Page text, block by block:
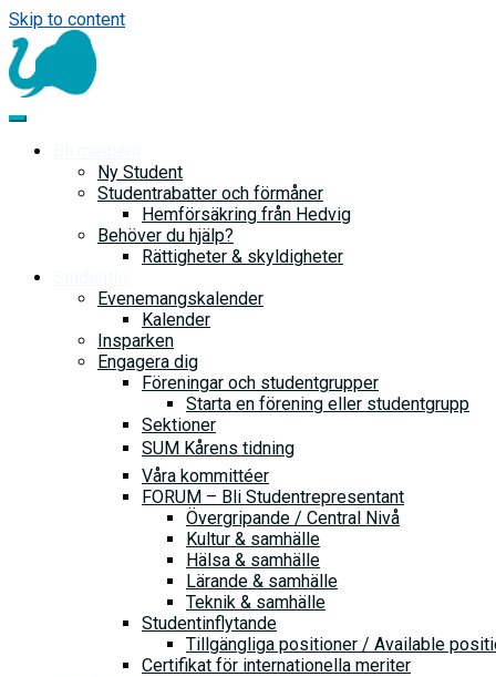
Skip to content
Ny Student
Studentrabatter och förmåner
Hemförsäkring från Hedvig
Behöver du hjälp?
Rättigheter & skyldigheter
Evenemangskalender
Kalender
Insparken
Engagera dig
Föreningar och studentgrupper
Starta en förening eller studentgrupp
Sektioner
SUM Kårens tidning
Våra kommittéer
FORUM – Bli Studentrepresentant
Övergripande / Central Nivå
Kultur & samhälle
Hälsa & samhälle
Lärande & samhälle
Teknik & samhälle
Studentinflytande
Tillgängliga positioner / Available
Certifikat för internationella meriter